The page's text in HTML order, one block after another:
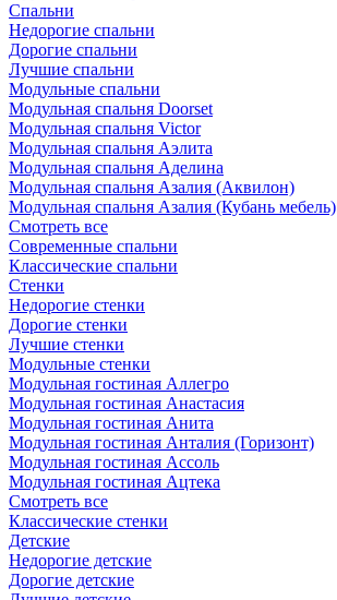
Cпальни
Недорогие спальни
Дорогие спальни
Лучшие спальни
Модульные спальни
Модульная спальня Doorset
Модульная спальня Victor
Модульная спальня Аэлита
Модульная спальня Аделина
Модульная спальня Азалия (Аквилон)
Модульная спальня Азалия (Кубань мебель)
Смотреть все
Современные спальни
Классические спальни
Стенки
Недорогие стенки
Дорогие стенки
Лучшие стенки
Модульные стенки
Модульная гостиная Аллегро
Модульная гостиная Анастасия
Модульная гостиная Анита
Модульная гостиная Анталия (Горизонт)
Модульная гостиная Ассоль
Модульная гостиная Ацтека
Смотреть все
Классические стенки
Детские
Недорогие детские
Дорогие детские